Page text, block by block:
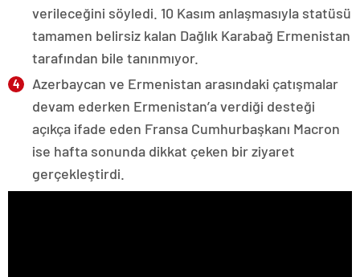
verileceğini söyledi. 10 Kasım anlaşmasıyla statüsü
tamamen belirsiz kalan Dağlık Karabağ Ermenistan
tarafından bile tanınmıyor.
Azerbaycan ve Ermenistan arasındaki çatışmalar
devam ederken Ermenistan’a verdiği desteği
açıkça ifade eden Fransa Cumhurbaşkanı Macron
ise hafta sonunda dikkat çeken bir ziyaret
gerçekleştirdi.